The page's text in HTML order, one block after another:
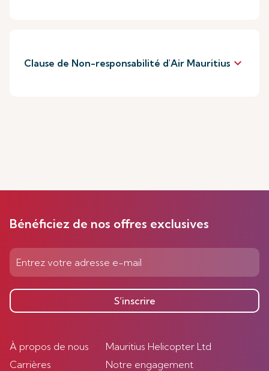
Clause de Non-responsabilité d'Air Mauritius keyboard_arrow_down
Bénéficiez de nos offres exclusives
S’inscrire
À propos de nous
Carrières
Mauritius Helicopter Ltd
Notre engagement